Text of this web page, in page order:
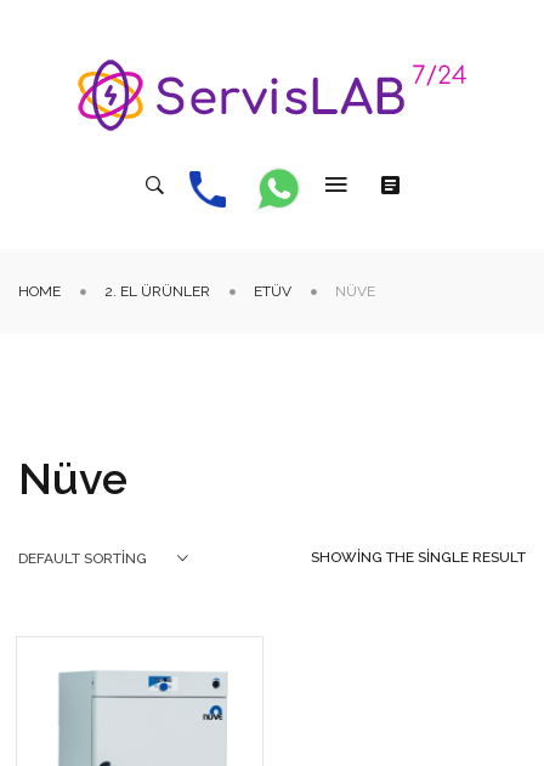
HOME 2. EL ÜRÜNLER ETÜV NÜVE
Nüve
SHOWING THE SINGLE RESULT
DEFAULT SORTING